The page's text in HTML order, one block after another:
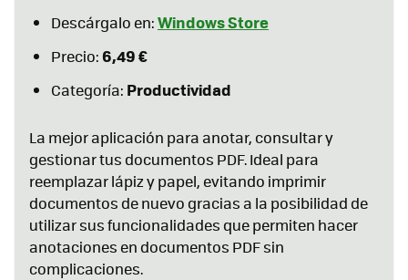
Descárgalo en:Windows Store
Precio:6,49 €
Categoría: Productividad
La mejor aplicación para anotar, consultar y
gestionar tus documentos PDF. Ideal para
reemplazar lápiz y papel, evitando imprimir
documentos de nuevo gracias a la posibilidad de
utilizar sus funcionalidades que permiten hacer
anotaciones en documentos PDF sin
complicaciones.